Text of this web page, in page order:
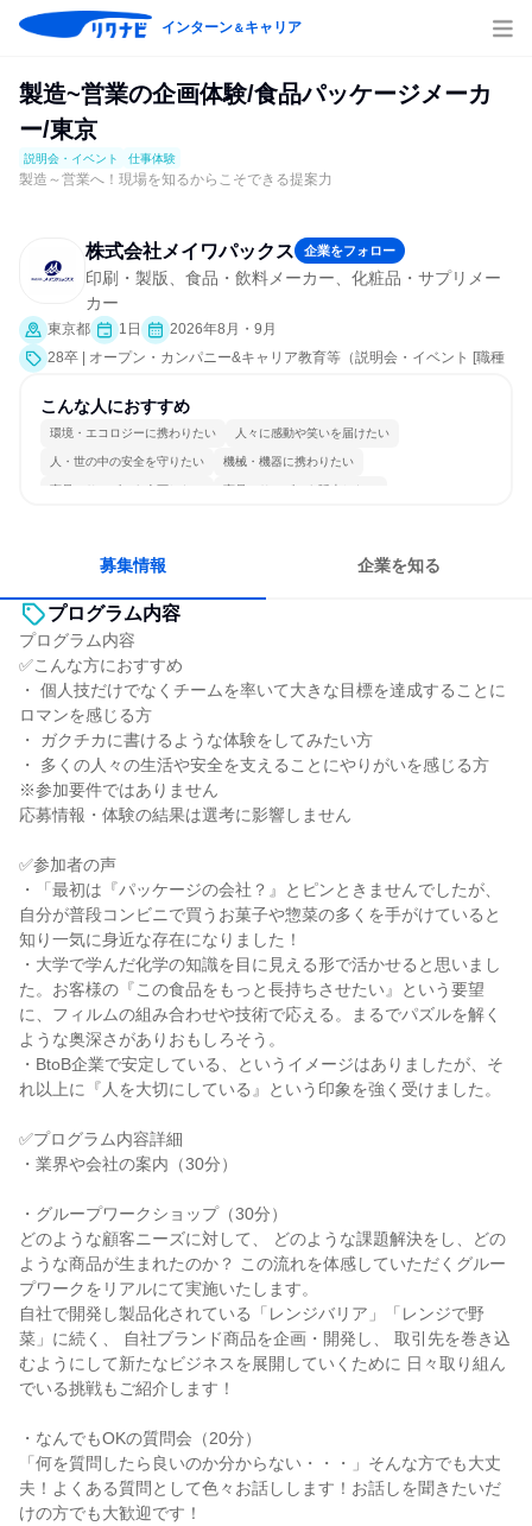
インターン＆キャリア
製造~営業の企画体験/食品パッケージメーカ
ー/東京
説明会・イベント 仕事体験
製造～営業へ！現場を知るからこそできる提案力
株式会社メイワパックス 企業をフォロー
印刷・製版、食品・飲料メーカー、化粧品・サプリメー
カー
東京都 1日
2026年8月・9月
28卒 | オープン・カンパニー&キャリア教育等（説明会・イベント [職種
界研究]、仕事体験）
こんな人におすすめ
環境・エコロジーに携わりたい 人々に感動や笑いを届けたい
人・世の中の安全を守りたい 機械・機器に携わりたい
商品・サービスを企画したい 商品・サービスを販売したい
募集情報 企業を知る
プログラム内容
プログラム内容
✅こんな方におすすめ
・ 個人技だけでなくチームを率いて大きな目標を達成することに
ロマンを感じる方
・ ガクチカに書けるような体験をしてみたい方
・ 多くの人々の生活や安全を支えることにやりがいを感じる方
※参加要件ではありません
応募情報・体験の結果は選考に影響しません
✅参加者の声
・「最初は『パッケージの会社？』とピンときませんでしたが、
自分が普段コンビニで買うお菓子や惣菜の多くを手がけていると
知り一気に身近な存在になりました！
・大学で学んだ化学の知識を目に見える形で活かせると思いまし
た。お客様の『この食品をもっと長持ちさせたい』という要望
に、フィルムの組み合わせや技術で応える。まるでパズルを解く
ような奥深さがありおもしろそう。
・BtoB企業で安定している、というイメージはありましたが、そ
れ以上に『人を大切にしている』という印象を強く受けました。
✅プログラム内容詳細
・業界や会社の案内（30分）
・グループワークショップ（30分）
どのような顧客ニーズに対して、 どのような課題解決をし、どの
ような商品が生まれたのか？ この流れを体感していただくグルー
プワークをリアルにて実施いたします。
自社で開発し製品化されている「レンジバリア」「レンジで野
菜」に続く、 自社ブランド商品を企画・開発し、 取引先を巻き込
むようにして新たなビジネスを展開していくために 日々取り組ん
でいる挑戦もご紹介します！
・なんでもOKの質問会（20分）
「何を質問したら良いのか分からない・・・」そんな方でも大丈
夫！よくある質問として色々お話しします！お話しを聞きたいだ
けの方でも大歓迎です！